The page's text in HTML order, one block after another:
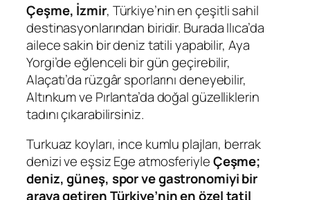
Çeşme, İzmir, Türkiye’nin en çeşitli sahil
destinasyonlarından biridir. Burada Ilıca’da
ailece sakin bir deniz tatili yapabilir, Aya
Yorgi’de eğlenceli bir gün geçirebilir,
Alaçatı’da rüzgâr sporlarını deneyebilir,
Altınkum ve Pırlanta’da doğal güzelliklerin
tadını çıkarabilirsiniz.
Turkuaz koyları, ince kumlu plajları, berrak
denizi ve eşsiz Ege atmosferiyleÇeşme;
deniz, güneş, spor ve gastronomiyi bir
araya getiren Türkiye’nin en özel tatil